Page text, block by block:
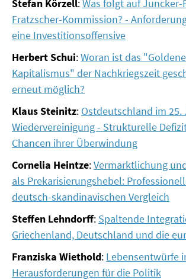
SOMMERSCHULE 2014
SOMMERSCHULE 2013
SOMMERSCHULE 2012
SOMMERSCHULE 2011
SOMMERSCHULE 2010
SOMMERSCHULE 2009
SOMMERSCHULE 2008
SOMMERSCHULE 2007
Über uns
Kontakt
Stefan Körzell:Was folgt auf Juncker-
Fratzscher-Kommission? -
eine Investitionsoffensive
Herbert Schui:Woran ist das
Kapitalismus" der Nachkriegszeit
erneut möglich?
Klaus Steinitz: Ostdeutschland im 25.
Wiedervereinigung - Strukturelle
Chancen ihrer Überwindung
Cornelia Heintze:Vermarktlichung
als Prekarisierungshebel:
deutsch-skandinavischen Vergleich
Steffen Lehndorff: Spaltende
Griechenland, Deutschland und die
Franziska Wiethold: Lebensentwürfe
Herausforderungen für die Politik